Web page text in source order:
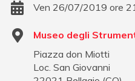
Ven 26/07/2019 ore
Museo degli
Piazza don Miotti
Loc. San Giovanni